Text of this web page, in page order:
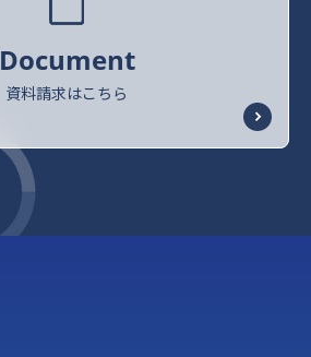
Document
資料請求はこちら